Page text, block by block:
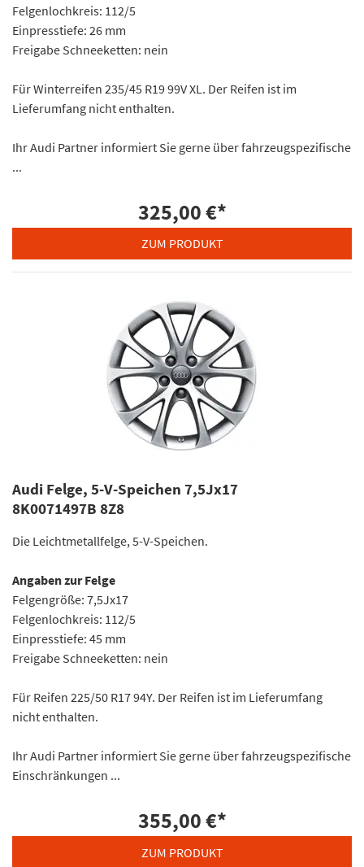
Felgenlochkreis: 112/5
Einpresstiefe: 26 mm
Freigabe Schneeketten: nein
Für Winterreifen 235/45 R19 99V XL. Der Reifen ist im
Lieferumfang nicht enthalten.
Ihr Audi Partner informiert Sie gerne über fahrzeugspezifische
...
325,00 €*
ZUM PRODUKT
Audi Felge, 5-V-Speichen 7,5Jx17
8K0071497B 8Z8
Die Leichtmetallfelge, 5-V-Speichen.
Angaben zur Felge
Felgengröße: 7,5Jx17
Felgenlochkreis: 112/5
Einpresstiefe: 45 mm
Freigabe Schneeketten: nein
Für Reifen 225/50 R17 94Y. Der Reifen ist im Lieferumfang
nicht enthalten.
Ihr Audi Partner informiert Sie gerne über fahrzeugspezifische
Einschränkungen ...
355,00 €*
ZUM PRODUKT